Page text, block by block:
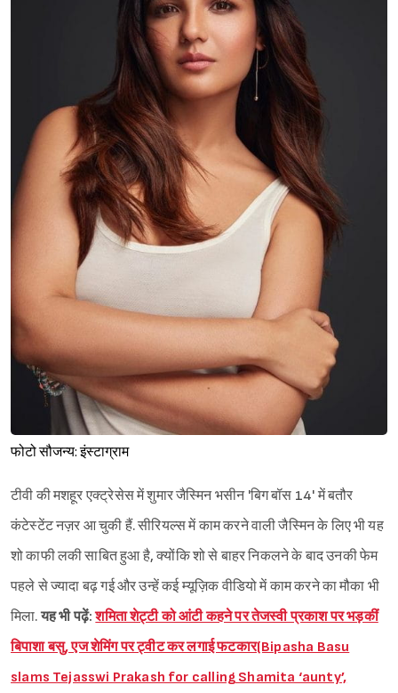
फोटो सौजन्य: इंस्टाग्राम
टीवी की मशहूर एक्ट्रेसेस में शुमार जैस्मिन भसीन 'बिग बॉस 14' में बतौर
कंटेस्टेंट नज़र आ चुकी हैं. सीरियल्स में काम करने वाली जैस्मिन के लिए भी यह
शो काफी लकी साबित हुआ है, क्योंकि शो से बाहर निकलने के बाद उनकी फेम
पहले से ज्यादा बढ़ गई और उन्हें कई म्यूज़िक वीडियो में काम करने का मौका भी
मिला.यह भी पढ़ें:शमिता शेट्टी को आंटी कहने पर तेजस्वी प्रकाश पर भड़कीं
बिपाशा बसु, एज शेमिंग पर ट्वीट कर लगाई फटकार(Bipasha Basu
slams Tejasswi Prakash for calling Shamita ‘aunty’,